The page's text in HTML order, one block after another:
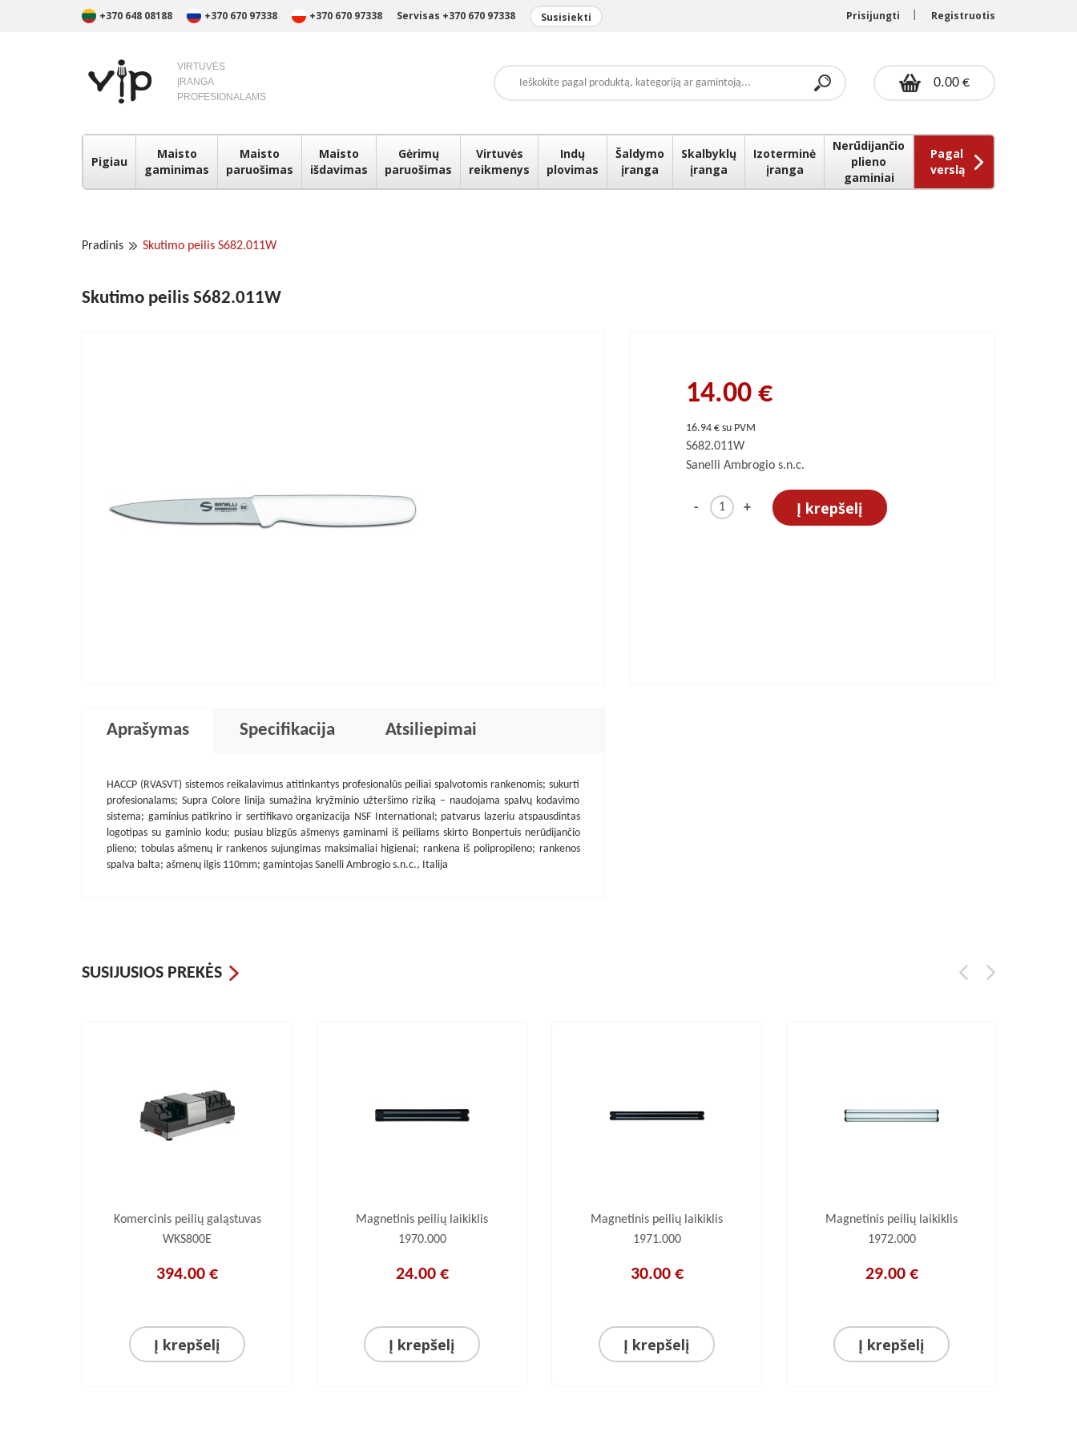
+370 648 08188 +370 670 97338 +370 670 97338 Servisas +370 670 97338 Susisiekti Prisijungti Registruotis
VIRTUVĖS
ĮRANGA
PROFESIONALAMS
0.00 €
Pigiau
Maisto
gaminimas
Maisto
paruošimas
Maisto
išdavimas
Gėrimų
paruošimas
Virtuvės
reikmenys
Indų
plovimas
Šaldymo
įranga
Skalbyklų
įranga
Izoterminė
įranga
Nerūdijančio
plieno
gaminiai
Pagal
verslą
Pradinis Skutimo peilis S682.011W
Skutimo peilis S682.011W
14.00 €
16.94 € su PVM
S682.011W
Sanelli Ambrogio s.n.c.
- + Į krepšelį
Aprašymas Specifikacija Atsiliepimai
HACCP (RVASVT) sistemos reikalavimus atitinkantys profesionalūs peiliai spalvotomis rankenomis; sukurti
profesionalams; Supra Colore linija sumažina kryžminio užteršimo riziką – naudojama spalvų kodavimo
sistema; gaminius patikrino ir sertifikavo organizacija NSF International; patvarus lazeriu atspausdintas
logotipas su gaminio kodu; pusiau blizgūs ašmenys gaminami iš peiliams skirto Bonpertuis nerūdijančio
plieno; tobulas ašmenų ir rankenos sujungimas maksimaliai higienai; rankena iš polipropileno; rankenos
spalva balta; ašmenų ilgis 110mm; gamintojas Sanelli Ambrogio s.n.c., Italija
SUSIJUSIOS PREKĖS
Komercinis peilių galąstuvas
WKS800E
394.00 €
Į krepšelį
Magnetinis peilių laikiklis
1970.000
24.00 €
Į krepšelį
Magnetinis peilių laikiklis
1971.000
30.00 €
Į krepšelį
Magnetinis peilių laikiklis
1972.000
29.00 €
Į krepšelį